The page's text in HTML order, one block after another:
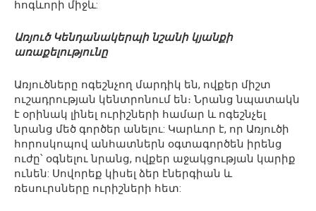
հոգևորի միջև:
Առյուծ Կենդանակերպի նշանի կյանքի
առաքելությունը
Առյուծները ոգեշնչող մարդիկ են, ովքեր միշտ
ուշադրության կենտրոնում են։ Նրանց նպատակն
է օրինակ լինել ուրիշների համար և ոգեշնչել
նրանց մեծ գործեր անելու: Կարևոր է, որ Առյուծի
հորոսկոպով անհատներն օգտագործեն իրենց
ուժը՝ օգնելու նրանց, ովքեր աջակցության կարիք
ունեն: Սովորեք կիսել ձեր էներգիան և
ռեսուրսները ուրիշների հետ: